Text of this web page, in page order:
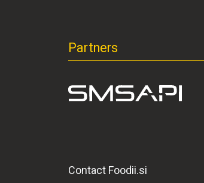
Partners
Contact Foodii.si